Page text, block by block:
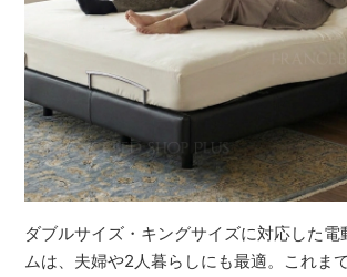
ダブルサイズ・キングサイズに対応した電
ムは、夫婦や2人暮らしにも最適。これま